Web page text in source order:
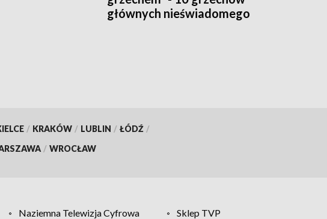
głównych nieświadomego
/ KRAKÓW / LUBLIN / ŁÓDŹ /
/ WROCŁAW
Naziemna Telewizja Cyfrowa
Sklep TVP